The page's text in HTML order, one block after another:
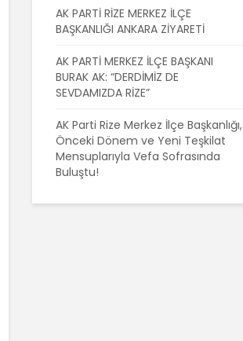
AK PARTİ RİZE MERKEZ İLÇE
BAŞKANLIĞI ANKARA ZİYARETİ
AK PARTİ MERKEZ İLÇE BAŞKANI
BURAK AK: “DERDİMİZ DE
SEVDAMIZDA RİZE”
AK Parti Rize Merkez İlçe Başkanlığı,
Önceki Dönem ve Yeni Teşkilat
Mensuplarıyla Vefa Sofrasında
Buluştu!